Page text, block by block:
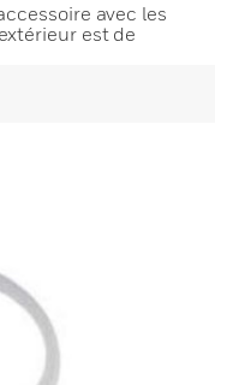
avec les
est de